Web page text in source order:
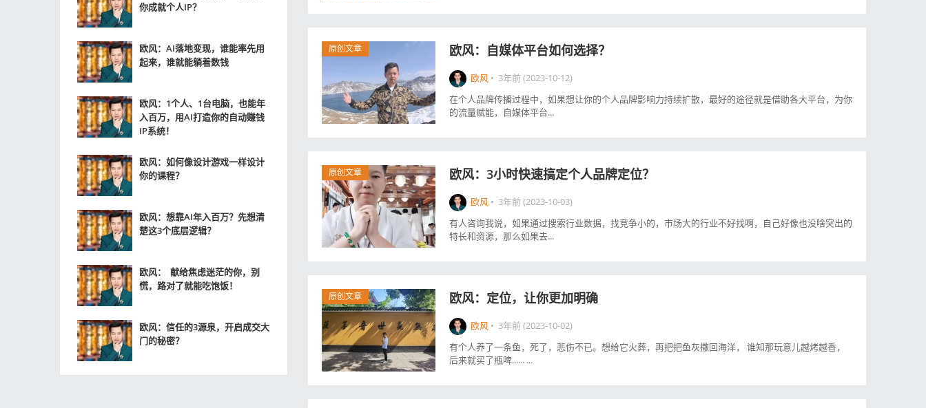
原创文章 欧风：自媒体平台如何选择？
欧风 • 3年前 (2023-10-12)
在个人品牌传播过程中，如果想让你的个人品牌影响力持续扩散，最好的途径就是借助各大平台，为你
的流量赋能，自媒体平台...
原创文章 欧风：3小时快速搞定个人品牌定位？
欧风 • 3年前 (2023-10-03)
有人咨询我说，如果通过搜索行业数据，找竞争小的，市场大的行业不好找啊，自己好像也没啥突出的
特长和资源，那么如果去...
原创文章 欧风：定位，让你更加明确
欧风 • 3年前 (2023-10-02)
有个人养了一条鱼，死了，悲伤不已。想给它火葬，再把把鱼灰撒回海洋， 谁知那玩意儿越烤越香，
后来就买了瓶啤...... ...
你成就个人IP？
欧风：AI落地变现，谁能率先用
起来，谁就能躺着数钱
欧风：1个人、1台电脑，也能年
入百万，用AI打造你的自动赚钱
IP系统！
欧风：如何像设计游戏一样设计
你的课程？
欧风：想靠AI年入百万？先想清
楚这3个底层逻辑？
欧风： 献给焦虑迷茫的你，别
慌，路对了就能吃饱饭！
欧风：信任的3源泉，开启成交大
门的秘密？